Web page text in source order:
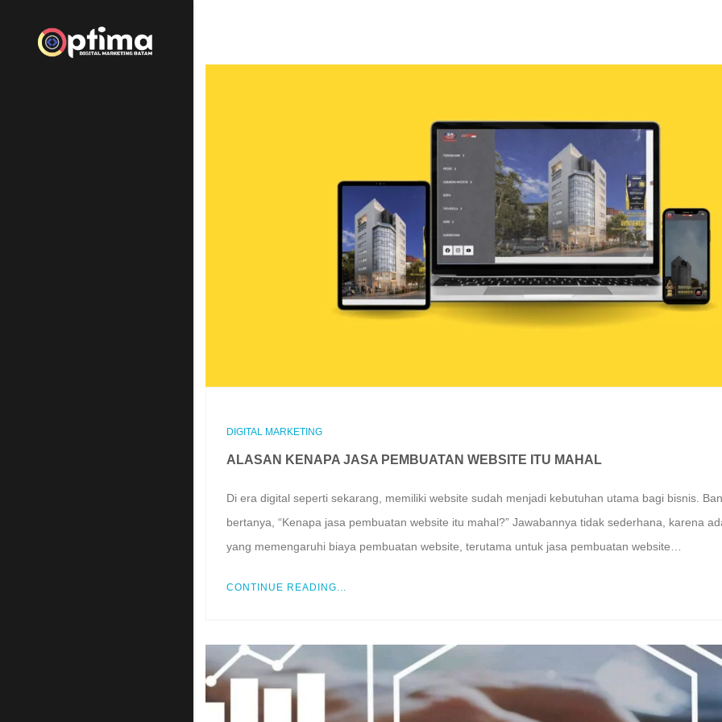
DIGITAL MARKETING
ALASAN KENAPA JASA PEMBUATAN WEBSITE ITU MAHAL
Di era digital seperti sekarang, memiliki website sudah menjadi kebutuhan utama bagi bisnis.
bertanya, “Kenapa jasa pembuatan website itu mahal?” Jawabannya tidak sederhana, karena
yang memengaruhi biaya pembuatan website, terutama untuk jasa pembuatan website…
CONTINUE READING...